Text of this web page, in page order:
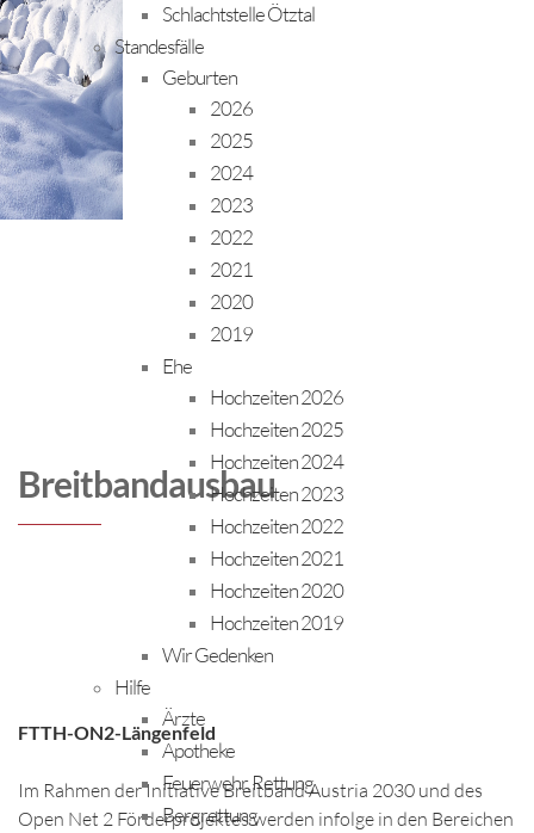
Schlachtstelle Ötztal
Standesfälle
Geburten
2026
2025
2024
2023
2022
2021
2020
2019
Ehe
Hochzeiten 2026
Hochzeiten 2025
Hochzeiten 2024
Hochzeiten 2023
Hochzeiten 2022
Hochzeiten 2021
Hochzeiten 2020
Hochzeiten 2019
Wir Gedenken
Hilfe
Ärzte
Apotheke
Feuerwehr, Rettung
Bergrettung
Breitbandausbau
FTTH-ON2-Längenfeld
Im Rahmen der Initiative Breitband Austria 2030 und des
Open Net 2 Förderprojektes werden infolge in den Bereichen